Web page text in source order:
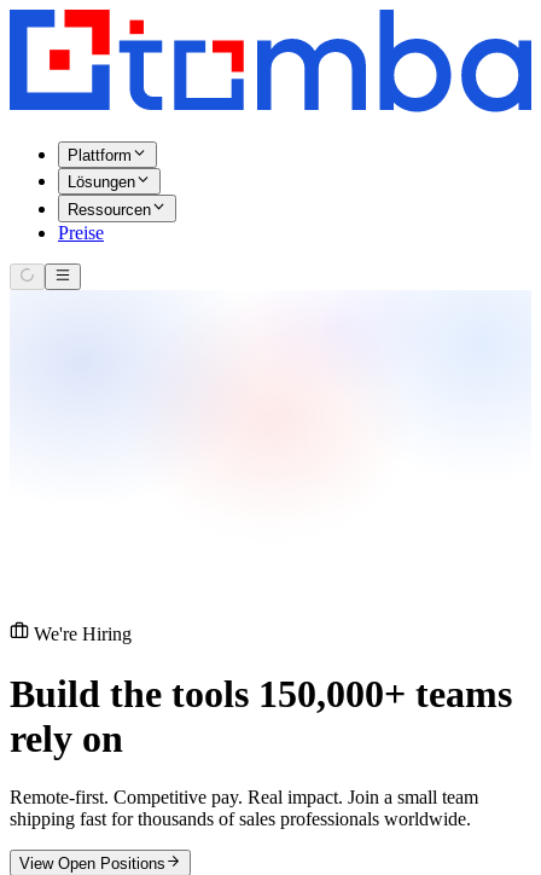
Plattform
Lösungen
Ressourcen
Preise
We're Hiring
Build the tools 150,000+ teams
rely on
Remote-first. Competitive pay. Real impact. Join a small team
shipping fast for thousands of sales professionals worldwide.
View Open Positions